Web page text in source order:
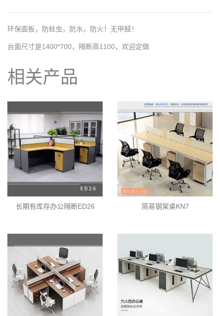
环保面板，防蛀虫，防水，防火！无甲醛！
台面尺寸是1400*700，隔断高1100，欢迎定做
相关产品
长期有库存办公隔断ED26 简易钢架桌KN7